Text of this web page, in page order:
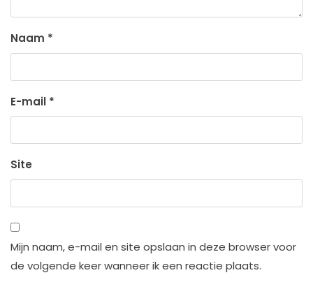
Naam *
E-mail *
Site
Mijn naam, e-mail en site opslaan in deze browser voor
de volgende keer wanneer ik een reactie plaats.